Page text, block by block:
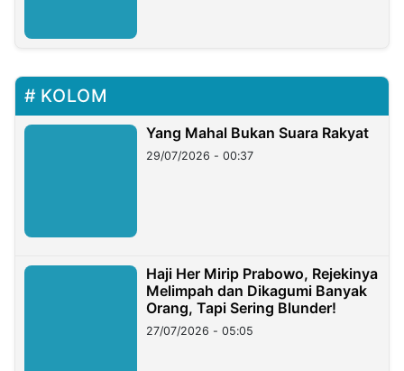
KOLOM
Yang Mahal Bukan Suara Rakyat
29/07/2026 - 00:37
Haji Her Mirip Prabowo, Rejekinya
Melimpah dan Dikagumi Banyak
Orang, Tapi Sering Blunder!
27/07/2026 - 05:05